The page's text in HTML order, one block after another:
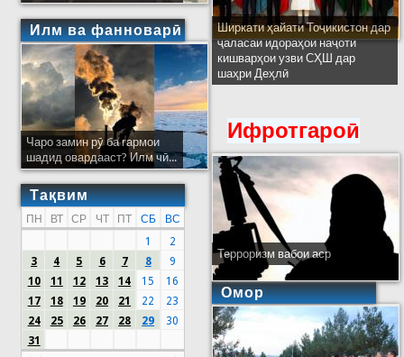
Илм ва фанноварӣ
Чаро замин рӯ ба гармои
шадид овардааст? Илм чӣ...
Тақвим
ПН ВТ СР ЧТ ПТ СБ
ВС
1
2
3
4 5 6 7 8
9
10
11 12 13 14 15
16
17
18 19 20 21 22
23
24
25 26 27 28 29
30
31
Ширкати ҳайати Тоҷикистон дар
ҷаласаи идораҳои наҷоти
кишварҳои узви СҲШ дар
шаҳри Деҳлӣ
Ифротгароӣ
Терроризм вабои аср
Омор